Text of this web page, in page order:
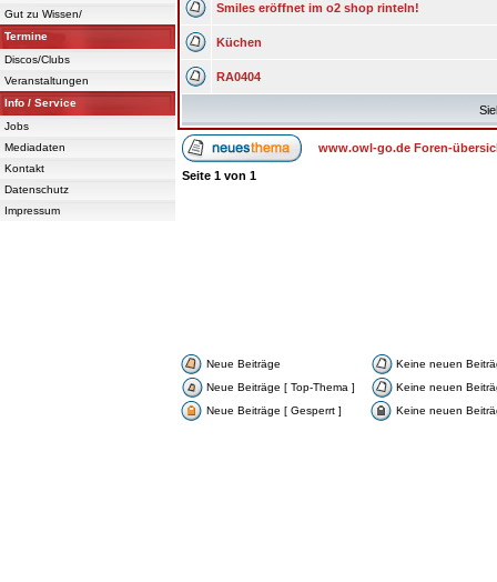
Gut zu Wissen/
Termine
Discos/Clubs
Veranstaltungen
Info / Service
Jobs
Mediadaten
Kontakt
Datenschutz
Impressum
Smiles eröffnet im o2 shop rinteln!
Küchen
RA0404
www.owl-go.de Foren-
Seite 1 von 1
Neue Beiträge
Keine neuen
Neue Beiträge [ Top-Thema ]
Keine neuen
Neue Beiträge [ Gesperrt ]
Keine neuen